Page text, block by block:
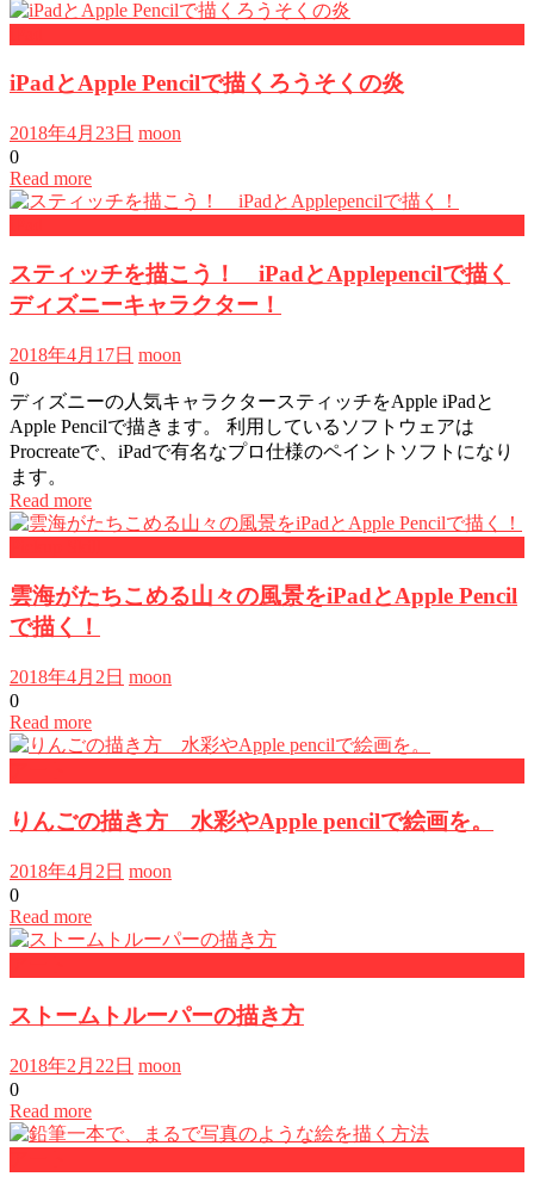
iPadとApple Pencilで描くろうそくの炎
2018年4月23日 moon
0
Read more
スティッチを描こう！ iPadとApplepencilで描く
ディズニーキャラクター！
2018年4月17日 moon
0
ディズニーの人気キャラクタースティッチをApple iPadと
Apple Pencilで描きます。 利用しているソフトウェアは
Procreateで、iPadで有名なプロ仕様のペイントソフトになり
ます。
Read more
雲海がたちこめる山々の風景をiPadとApple Pencil
で描く！
2018年4月2日 moon
0
Read more
りんごの描き方 水彩やApple pencilで絵画を。
2018年4月2日 moon
0
Read more
ストームトルーパーの描き方
2018年2月22日 moon
0
Read more